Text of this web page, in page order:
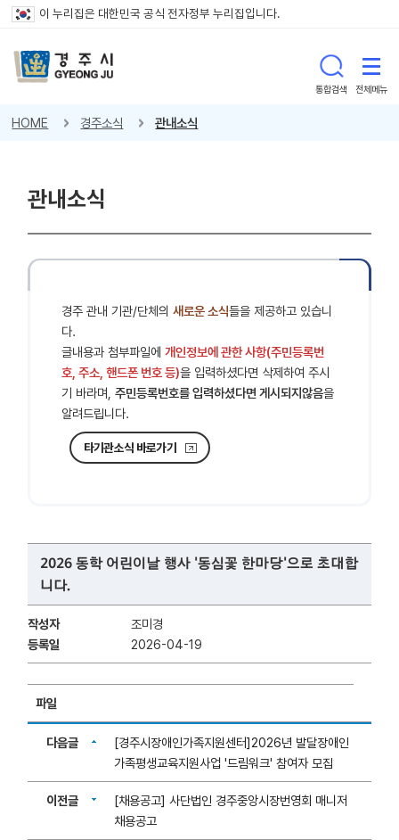
이 누리집은 대한민국 공식 전자정부 누리집입니다.
통합검색 전체메뉴
HOME 경주소식 관내소식
관내소식
경주 관내 기관/단체의새로운 소식들을 제공하고 있습니
다.
글내용과 첨부파일에개인정보에 관한 사항(주민등록번
호, 주소, 핸드폰 번호 등)을 입력하셨다면 삭제하여 주시
기 바라며,주민등록번호를 입력하셨다면 게시되지않음을
알려드립니다.
타기관소식 바로가기
2026 동학 어린이날 행사 '동심꽃 한마당'으로 초대합
니다.
작성자
조미경
등록일
2026-04-19
파일
다음글
[경주시장애인가족지원센터]2026년 발달장애인
가족평생교육지원사업 '드림워크' 참여자 모집
이전글
[채용공고] 사단법인 경주중앙시장번영회 매니저
채용공고